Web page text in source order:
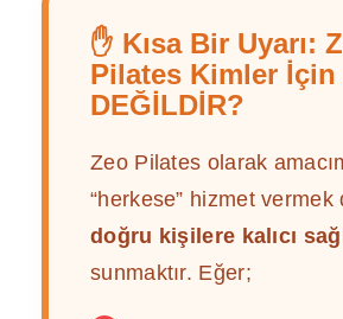
✋ Kısa Bir Uyarı:
Pilates Kimler İçin
DEĞİLDİR?
Zeo Pilates olarak
“herkese” hizmet vermek
doğru kişilere kalıcı
sunmaktır. Eğer;